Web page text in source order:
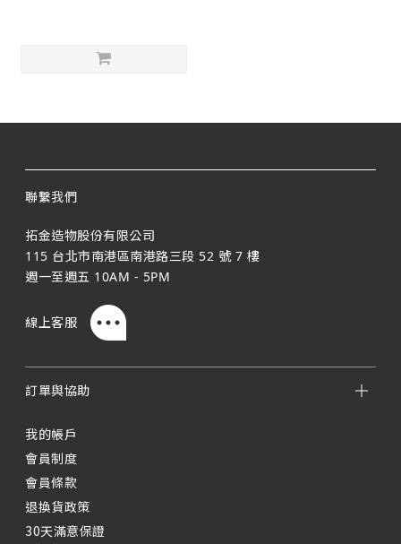
聯繫我們
拓金造物股份有限公司
115 台北市南港區南港路三段 52 號 7 樓
週一至週五 10AM - 5PM
線上客服
訂單與協助
我的帳戶
會員制度
會員條款
退換貨政策
30天滿意保證